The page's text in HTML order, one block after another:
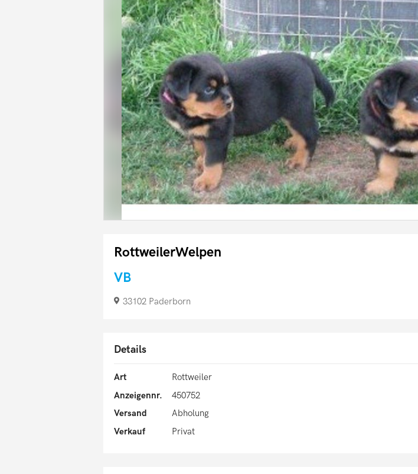
RottweilerWelpen
VB
33102 Paderborn
Details
Art
Rottweiler
Anzeigennr.
450752
Versand
Abholung
Verkauf
Privat